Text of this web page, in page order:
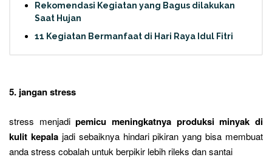
Rekomendasi Kegiatan yang Bagus dilakukan
Saat Hujan
11 Kegiatan Bermanfaat di Hari Raya Idul Fitri
5. jangan stress
stress menjadipemicu meningkatnya produksi minyak di
kulit kepalajadi sebaiknya hindari pikiran yang bisa membuat
anda stress cobalah untuk berpikir lebih rileks dan santai